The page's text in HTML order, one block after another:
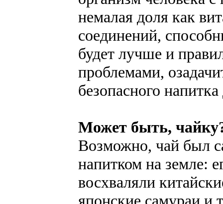
немалая доля как
соединений,
будет лучше и
проблемами,
безопасного
Может быть,
Возможно, чай был
напитком на земле:
восхваляли